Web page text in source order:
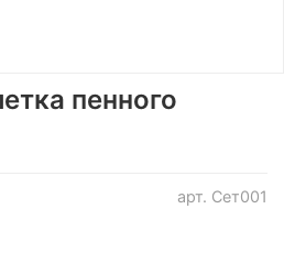
арт. Сет001
пенного